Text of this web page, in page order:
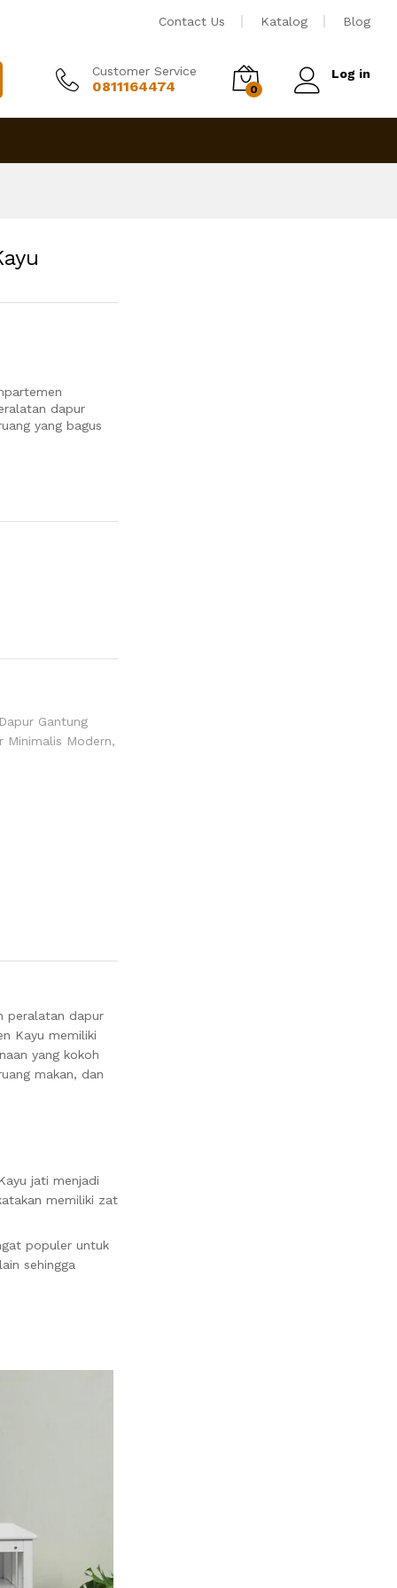
Contact Us Katalog Blog
Customer Service
0811164474 0
Log in
dapur
yang bagus
Gantung
Minimalis Modern,
peralatan dapur
Kayu memiliki
yang kokoh
makan, dan
jati menjadi
memiliki zat
populer untuk
sehingga
Tambah ke keranjang